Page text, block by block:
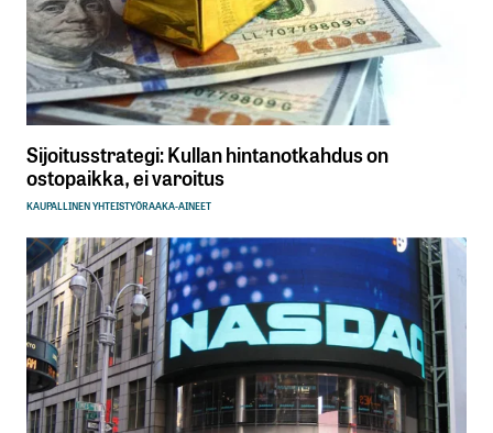
Sijoitusstrategi: Kullan hintanotkahdus on
ostopaikka, ei varoitus
KAUPALLINEN YHTEISTYÖRAAKA-AINEET